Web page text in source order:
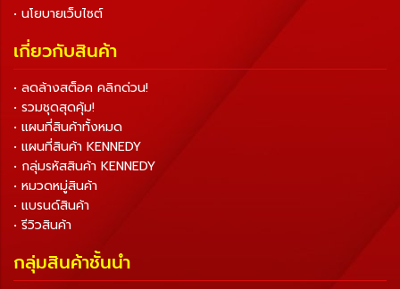
• นโยบายเว็บไซต์
เกี่ยวกับสินค้า
• ลดล้างสต็อค คลิกด่วน!
• รวมชุดสุดคุ้ม!
• แผนที่สินค้าทั้งหมด
• แผนที่สินค้า KENNEDY
• กลุ่มรหัสสินค้า KENNEDY
• หมวดหมู่สินค้า
• แบรนด์สินค้า
• รีวิวสินค้า
กลุ่มสินค้าชั้นนำ